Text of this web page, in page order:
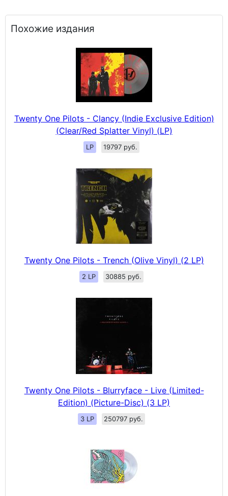
Похожие издания
Twenty One Pilots - Clancy (Indie Exclusive Edition)
(Clear/Red Splatter Vinyl) (LP)
LP 19797 руб.
Twenty One Pilots - Trench (Olive Vinyl) (2 LP)
2 LP 30885 руб.
Twenty One Pilots - Blurryface - Live (Limited-
Edition) (Picture-Disc) (3 LP)
3 LP 250797 руб.